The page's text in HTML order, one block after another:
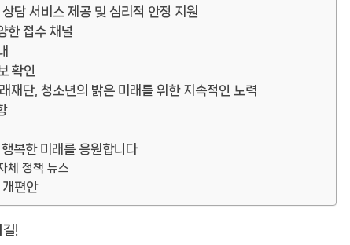
담 서비스 제공 및 심리적 안정 지원
한 접수 채널
확인
재단, 청소년의 밝은 미래를 위한 지속적인 노력
복한 미래를 응원합니다
체 정책 뉴스
편안
!